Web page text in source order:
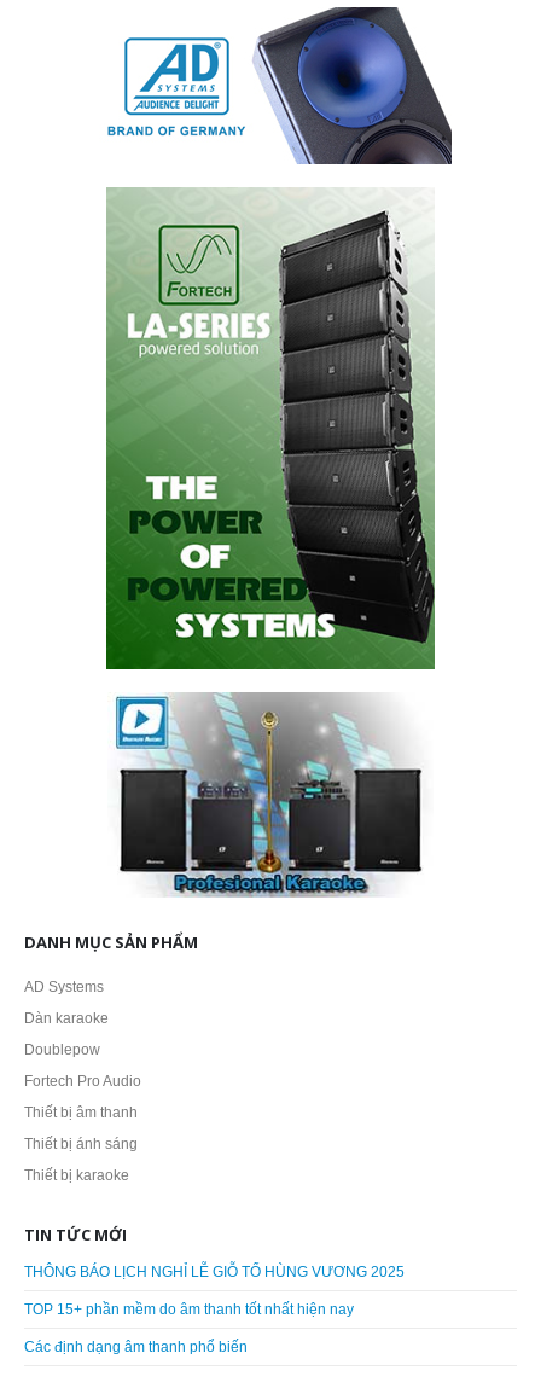
DANH MỤC SẢN PHẨM
AD Systems
Dàn karaoke
Doublepow
Fortech Pro Audio
Thiết bị âm thanh
Thiết bị ánh sáng
Thiết bị karaoke
TIN TỨC MỚI
THÔNG BÁO LỊCH NGHỈ LỄ GIỖ TỔ HÙNG VƯƠNG 2025
TOP 15+ phần mềm do âm thanh tốt nhất hiện nay
Các định dạng âm thanh phổ biến